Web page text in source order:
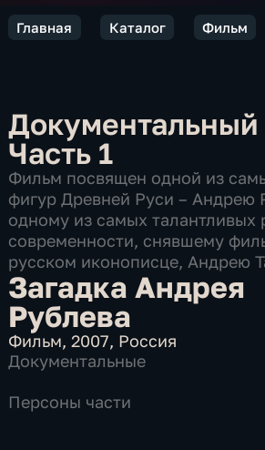
Главная Каталог Фильм
Часть 1
Фильм посвящен одной из
фигур Древней Руси – Андрею
одному из самых талантливых
современности, снявшему
русском иконописце, Андрею
Загадка Андрея
Рублева
Фильм,2007, Россия
Документальные
Персоны части